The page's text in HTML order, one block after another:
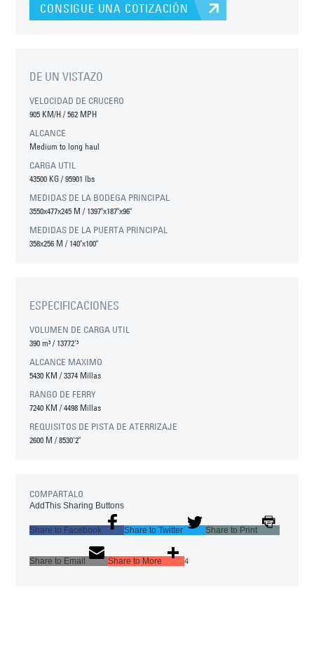
CONSIGUE UNA COTIZACIÓN
DE UN VISTAZO
VELOCIDAD DE CRUCERO
905 KM/H/562 MPH
ALCANCE
Medium to long haul
CARGA UTIL
43500 KG/95901 lbs
MEDIDAS DE LA BODEGA PRINCIPAL
3550x477x245 M /1397"x187"x96"
MEDIDAS DE LA PUERTA PRINCIPAL
358x256 M /140"x100"
ESPECIFICACIONES
VOLUMEN DE CARGA UTIL
390 m³/13772'³
ALCANCE MAXIMO
5430 KM/3374 Millas
RANGO DE FERRY
7240 KM/4498 Millas
REQUISITOS DE PISTA DE ATERRIZAJE
2600 M/8530'2"
COMPARTALO
AddThis Sharing Buttons
Share to Facebook Share to Twitter Share to Print
Share to Email Share to More 4